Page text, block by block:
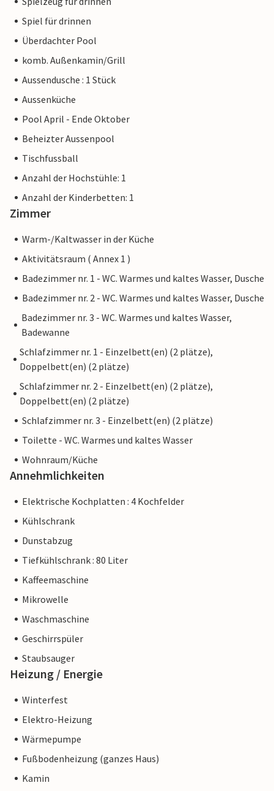
Spiel für drinnen
Überdachter Pool
komb. Außenkamin/Grill
Aussendusche : 1 Stück
Aussenküche
Pool April - Ende Oktober
Beheizter Aussenpool
Tischfussball
Anzahl der Hochstühle: 1
Anzahl der Kinderbetten: 1
Zimmer
Warm-/Kaltwasser in der Küche
Aktivitätsraum ( Annex 1 )
Badezimmer nr. 1 - WC. Warmes und kaltes Wasser, Dusche
Badezimmer nr. 2 - WC. Warmes und kaltes Wasser, Dusche
Badezimmer nr. 3 - WC. Warmes und kaltes Wasser,
Badewanne
Schlafzimmer nr. 1 - Einzelbett(en) (2 plätze),
Doppelbett(en) (2 plätze)
Schlafzimmer nr. 2 - Einzelbett(en) (2 plätze),
Doppelbett(en) (2 plätze)
Schlafzimmer nr. 3 - Einzelbett(en) (2 plätze)
Toilette - WC. Warmes und kaltes Wasser
Wohnraum/Küche
Annehmlichkeiten
Elektrische Kochplatten : 4 Kochfelder
Kühlschrank
Dunstabzug
Tiefkühlschrank : 80 Liter
Kaffeemaschine
Mikrowelle
Waschmaschine
Geschirrspüler
Staubsauger
Heizung / Energie
Winterfest
Elektro-Heizung
Wärmepumpe
Fußbodenheizung (ganzes Haus)
Kamin